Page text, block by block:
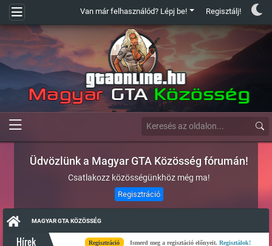
Van már felhasználód? Lépj be! Regisztálj!
Üdvözlünk a Magyar GTA Közösség fórumán!
Csatlakozz közösségünkhöz még ma!
Regisztráció
MAGYAR GTA KÖZÖSSÉG
Hírek Regisztráció Ismerd meg a regisztáció előnyeit.Regisztálok!